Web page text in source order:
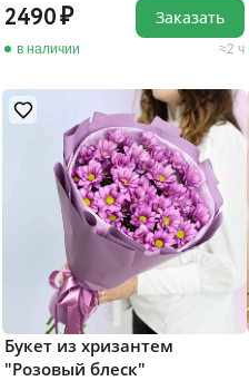
2490
в наличии 2 ч
Заказать
Букет из хризантем
"Розовый блеск"